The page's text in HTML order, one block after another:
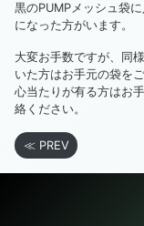
黒のPUMPメッシュ袋
になった方がいます。
大変お手数ですが、同
いた方はお手元の袋を
心当たりが有る方はお
絡ください。
≪ PREV